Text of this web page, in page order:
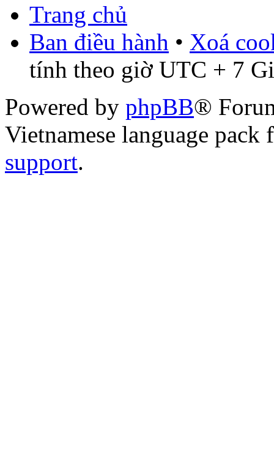
Trang chủ
Ban điều hành • Xoá
tính theo giờ UTC + 7
Powered by phpBB®
Vietnamese language
support.